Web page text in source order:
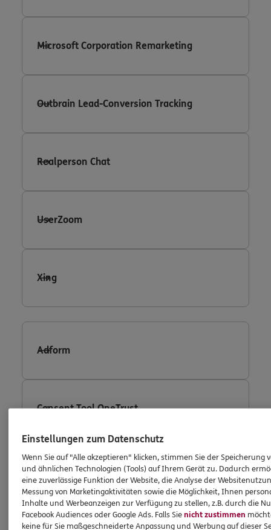
Microsoft Corporation Remarketing
Outbrain Lead-Conversion Tracking
Realperson Chat
UserZoom
Xing
Adform
Consent Tool OneTrust
Fullstory
Facebook Conversion Tracking
Einstellungen zum Datenschutz
Wenn Sie auf "Alle akzeptieren" klicken, stimmen Sie der Speicherung
und ähnlichen Technologien (Tools) auf Ihrem Gerät zu. Dadurch
eine zuverlässige Funktion der Website, die Analyse der
Messung von Marketingaktivitäten sowie die Möglichkeit, Ihnen
Inhalte und Werbeanzeigen zur Verfügung zu stellen, z.B. durch die
Facebook Audiences oder Google Ads. Falls Sienicht zustimmen
keine für Sie maßgeschneiderte Anpassung und Werbung auf dieser